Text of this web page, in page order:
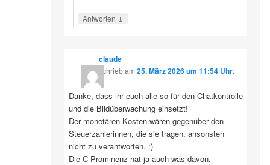
Antworten ↓
claude
schriebam 25. März 2026 um 11:54 Uhr:
Danke, dass ihr euch alle so für den Chatkontrolle
und die Bildüberwachung einsetzt!
Der monetären Kosten wären gegenüber den
Steuerzahlerinnen, die sie tragen, ansonsten
nicht zu verantworten. :)
Die C-Prominenz hat ja auch was davon.